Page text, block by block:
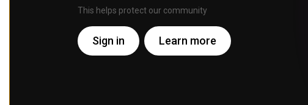
This helps protect our community
Sign in Learn more